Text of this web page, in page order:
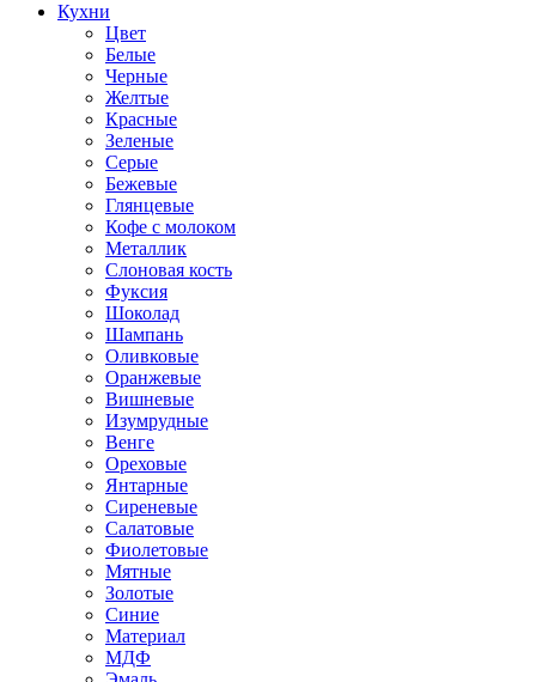
Кухни
Цвет
Белые
Черные
Желтые
Красные
Зеленые
Серые
Бежевые
Глянцевые
Кофе с молоком
Металлик
Слоновая кость
Фуксия
Шоколад
Шампань
Оливковые
Оранжевые
Вишневые
Изумрудные
Венге
Ореховые
Янтарные
Сиреневые
Салатовые
Фиолетовые
Мятные
Золотые
Синие
Материал
МДФ